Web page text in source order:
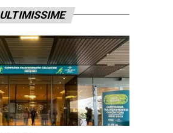
ULTIMISSIME